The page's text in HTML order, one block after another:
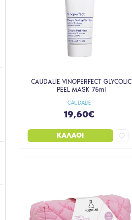
CAUDALIE
CAUDALIE VINOPERFECT GLYCOLIC
PEEL MASK 75ml
19,60€
ΚΑΛΆΘΙ